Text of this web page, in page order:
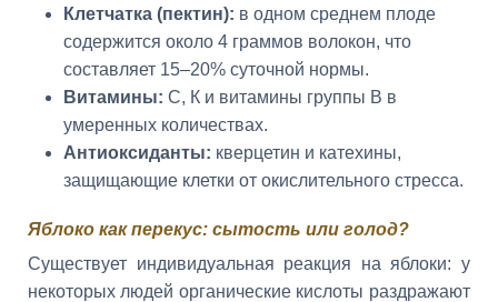
Клетчатка (пектин): в одном среднем плоде
содержится около 4 граммов волокон, что
составляет 15–20% суточной нормы.
Витамины: С, К и витамины группы B в
умеренных количествах.
Антиоксиданты: кверцетин и катехины,
защищающие клетки от окислительного стресса.
Яблоко как перекус: сытость или голод?
Существует индивидуальная реакция на яблоки: у
некоторых людей органические кислоты раздражают